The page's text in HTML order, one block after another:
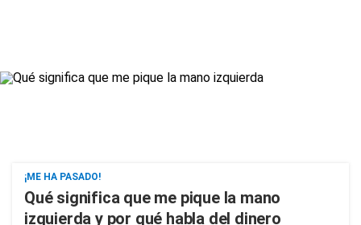
¡ME HA PASADO!
Qué significa que me pique la mano
izquierda y por qué habla del dinero